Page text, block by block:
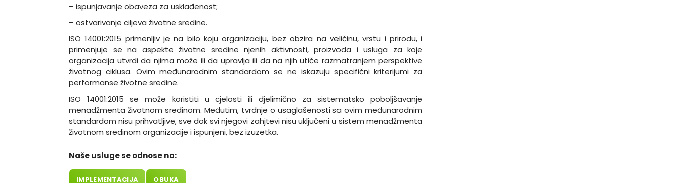
– ispunjavanje obaveza za usklađenost;
– ostvarivanje ciljeva životne sredine.
ISO 14001:2015 primenljiv je na bilo koju organizaciju, bez obzira na veličinu, vrstu i prirodu, i
primenjuje se na aspekte životne sredine njenih aktivnosti, proizvoda i usluga za koje
organizacija utvrdi da njima može ili da upravlja ili da na njih utiče razmatranjem perspektive
životnog ciklusa. Ovim međunarodnim standardom se ne iskazuju specifični kriterijumi za
performanse životne sredine.
ISO 14001:2015 se može koristiti u cjelosti ili djelimično za sistematsko poboljšavanje
menadžmenta životnom sredinom. Međutim, tvrdnje o usaglašenosti sa ovim međunarodnim
standardom nisu prihvatljive, sve dok svi njegovi zahjtevi nisu uključeni u sistem menadžmenta
životnom sredinom organizacije i ispunjeni, bez izuzetka.
Naše usluge se odnose na:
IMPLEMENTACIJA OBUKA